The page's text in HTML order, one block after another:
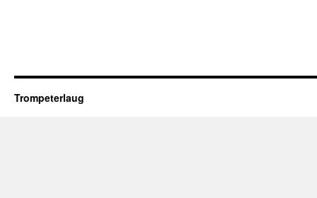
Trompeterlaug